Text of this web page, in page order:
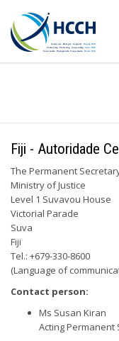
Fiji - Autoridade
The Permanent
Ministry of Justice
Level 1 Suvavou House
Victorial Parade
Suva
Fiji
Tel.: +679-330-8600
(Language of
Contact person:
Ms Susan Kiran
Acting Permanent